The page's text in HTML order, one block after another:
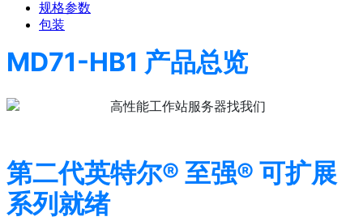
规格参数
包装
MD71-HB1 产品总览
第二代英特尔® 至强® 可扩展
系列就绪